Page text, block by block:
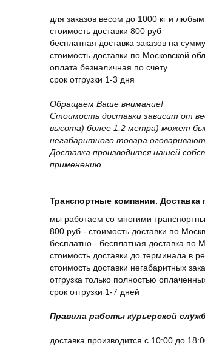
для заказов весом до 1000 кг и
стоимость доставки 800 руб
бесплатная доставка заказов на
стоимость доставки по Московской
оплата безналичная по счету
срок отгрузки 1-3 дня
Обращаем Ваше внимание!
Стоимость доставки зависит от
высота) более 1,2 метра) может
негабаритного товара
Доставка производится нашей
применению.
Транспортные компании.
мы работаем со многими
800 руб - стоимость доставки по
бесплатно - бесплатная доставка по
стоимость доставки до терминала в
стоимость доставки негабаритных
отгрузка только полностью
срок отгрузки 1-7 дней
Правила работы курьерской
доставка производится с 10:00 до